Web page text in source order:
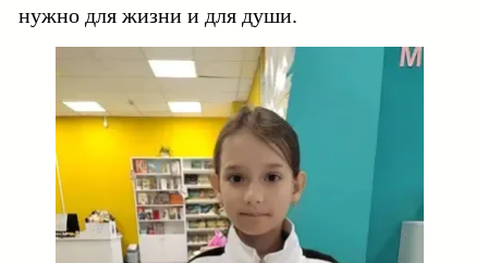
нужно для жизни и для души.